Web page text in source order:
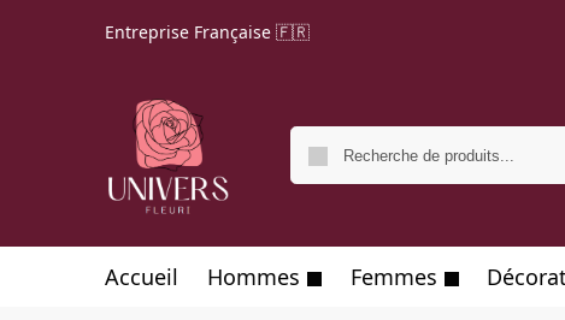
Entreprise Française 🇫🇷
Accueil Hommes Femmes